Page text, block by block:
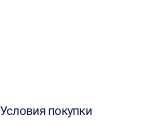
Условия покупки